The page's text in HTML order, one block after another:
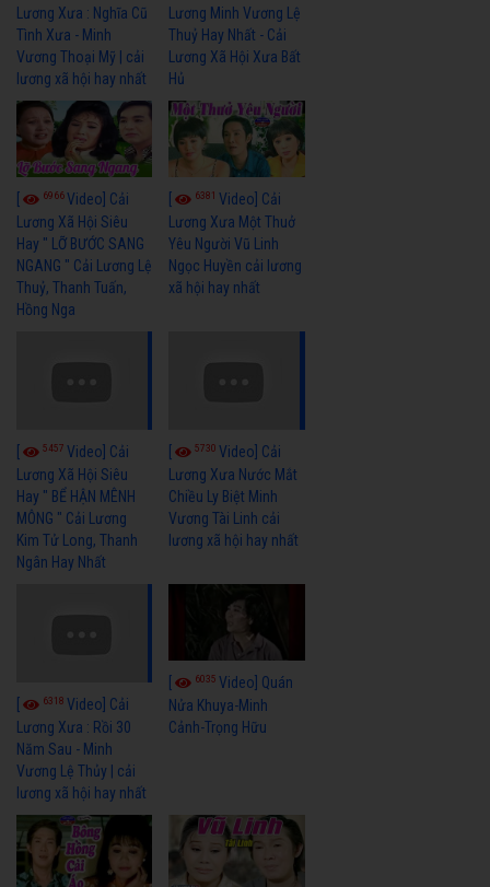
Lương Xưa : Nghĩa Cũ
Tình Xưa - Minh
Vương Thoại Mỹ | cải
lương xã hội hay nhất
Lương Minh Vương Lệ
Thuỷ Hay Nhất - Cải
Lương Xã Hội Xưa Bất
Hủ
6966Video] Cải
Lương Xã Hội Siêu
Hay " LỠ BƯỚC SANG
NGANG " Cải Lương Lệ
Thuỷ, Thanh Tuấn,
Hồng Nga
6381Video] Cải
Lương Xưa Một Thuở
Yêu Người Vũ Linh
Ngọc Huyền cải lương
xã hội hay nhất
5457 Video] Cải
Lương Xã Hội Siêu
Hay " BỂ HẬN MÊNH
MÔNG " Cải Lương
Kim Tử Long, Thanh
Ngân Hay Nhất
5730Video] Cải
Lương Xưa Nước Mắt
Chiều Ly Biệt Minh
Vương Tài Linh cải
lương xã hội hay nhất
6318 Video] Cải
Lương Xưa : Rồi 30
Năm Sau - Minh
Vương Lệ Thủy | cải
lương xã hội hay nhất
6035Video] Quán
Nửa Khuya-Minh
Cảnh-Trọng Hữu